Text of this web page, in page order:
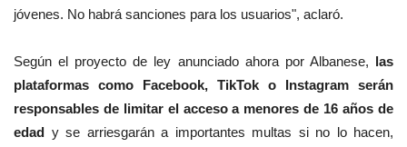
jóvenes. No habrá sanciones para los usuarios", aclaró.
Según el proyecto de ley anunciado ahora por Albanese, las
plataformas como Facebook, TikTok o Instagram serán
responsables de limitar el acceso a menores de 16 años de
edad y se arriesgarán a importantes multas si no lo hacen,